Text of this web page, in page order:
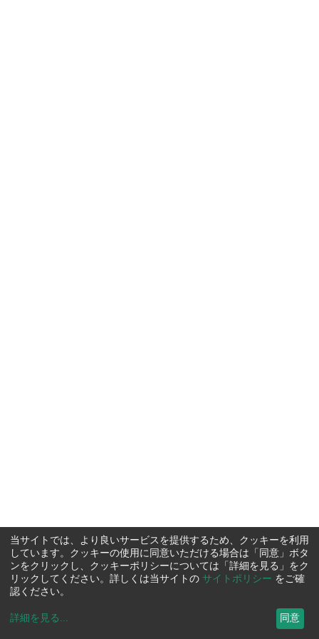
当サイトでは、より良いサービスを提供するため、クッキーを利用
しています。クッキーの使用に同意いただける場合は「同意」ボタ
ンをクリックし、クッキーポリシーについては「詳細を見る」をク
リックしてください。詳しくは当サイトの サイトポリシー をご確
認ください。
詳細を見る ... 同意